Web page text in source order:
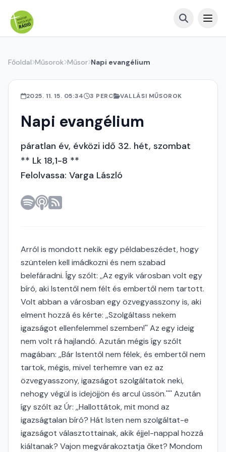
Főoldal Műsorok Műsor Napi evangélium
2025. 11. 15. 05:34 3 PERC VALLÁSI MŰSOROK
Napi evangélium
páratlan év, évközi idő 32. hét, szombat
** Lk 18,1-8 **
Felolvassa: Varga László
Arról is mondott nekik egy példabeszédet, hogy
szüntelen kell imádkozni és nem szabad
belefáradni. Így szólt: ,,Az egyik városban volt egy
bíró, aki Istentől nem félt és embertől nem tartott.
Volt abban a városban egy özvegyasszony is, aki
elment hozzá és kérte: ,,Szolgáltass nekem
igazságot ellenfelemmel szemben!'' Az egy ideig
nem volt rá hajlandó. Azután mégis így szólt
magában: ,,Bár Istentől nem félek, és embertől nem
tartok, mégis, mivel terhemre van ez az
özvegyasszony, igazságot szolgáltatok neki,
nehogy végül is idejöjjön és arcul üssön.'''' Azután
így szólt az Úr: ,,Hallottátok, mit mond az
igazságtalan bíró? Hát Isten nem szolgáltat-e
igazságot választottainak, akik éjjel-nappal hozzá
kiáltanak? Vajon megvárakoztatja őket? Mondom